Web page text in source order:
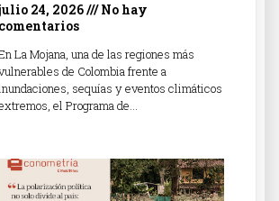
24, 2026
No hay
comentarios
La Mojana, una de las regiones más
de Colombia frente a
sequías y eventos climáticos
el Programa de…